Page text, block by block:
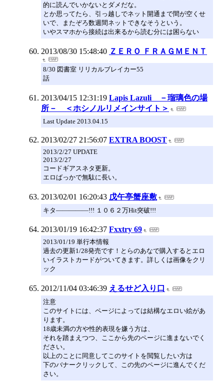
的に読んでいかないとダメだな。
とか思ってたら、引っ越しでネット開通まで間が空くせ
いで、またぞろ数週間ネットできなそうという。
いやスマホから接続は出来るから読む分には困らない
2013/08/30 15:48:40 ＺＥＲＯ ＦＲＡＧＭＥＮＴ
8/30 図書室 リリカルブレイカー55
話
2013/04/15 12:31:19 Lapis Lazuli －瑠璃色の場
所－ ＜ホシノルリメインサイト＞
Last Update 2013.04.15
2013/02/27 21:56:07 EXTRA BOOST
2013/2/27 UPDATE
2013/2/27
コードギアスネタ更新。
エロばっかで無駄に長い。
2013/02/01 16:20:43 戊午亭蟹座敷
キタ―――――!!! １０６２万Hit突破!!!
2013/01/19 16:42:37 Fxxtry 69
2013/01/19 単行本情報
過去の更新1/28発売です！とらのあなで購入するとエロ
いイラストカードがついてきます。詳しくは画像をクリ
ック
2012/11/04 03:46:39 えるせど入り口
注意
このサイトには、ページによっては結構なエロい絵があ
ります。
18歳未満の方や性的表現を嫌う方は、
それを踏まえつつ、ここから先のページに進まないでく
ださい。
以上のことに同意してこのサイトを閲覧したい方は
下のバナークリックして、この先のページに進んでくだ
さい。